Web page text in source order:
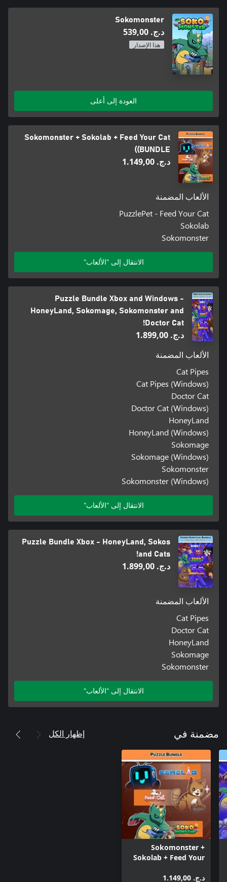
Sokomonster
د.ج.‏ 539,00
هذا الإصدار
العودة إلى أعلى
Sokomonster + Sokolab + Feed Your Cat
(BUNDLE)
د.ج.‏ 1.149,00
الألعاب المضمنة
PuzzlePet - Feed Your Cat
Sokolab
Sokomonster
الانتقال إلى "الألعاب"
Puzzle Bundle Xbox and Windows -
HoneyLand, Sokomage, Sokomonster and
Doctor Cat!
د.ج.‏ 1.899,00
الألعاب المضمنة
Cat Pipes
Cat Pipes (Windows)
Doctor Cat
Doctor Cat (Windows)
HoneyLand
HoneyLand (Windows)
Sokomage
Sokomage (Windows)
Sokomonster
Sokomonster (Windows)
الانتقال إلى "الألعاب"
Puzzle Bundle Xbox - HoneyLand, Sokos
and Cats!
د.ج.‏ 1.899,00
الألعاب المضمنة
Cat Pipes
Doctor Cat
HoneyLand
Sokomage
Sokomonster
الانتقال إلى "الألعاب"
مضمنة في إظهار الكل
Sokomonster +
Sokolab + Feed Your
د.ج.‏ 1.149,00